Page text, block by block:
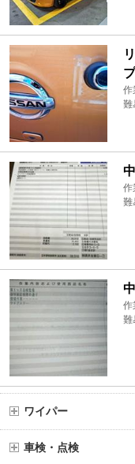
作
難
作
難
作
難
ワイパー
車検・点検